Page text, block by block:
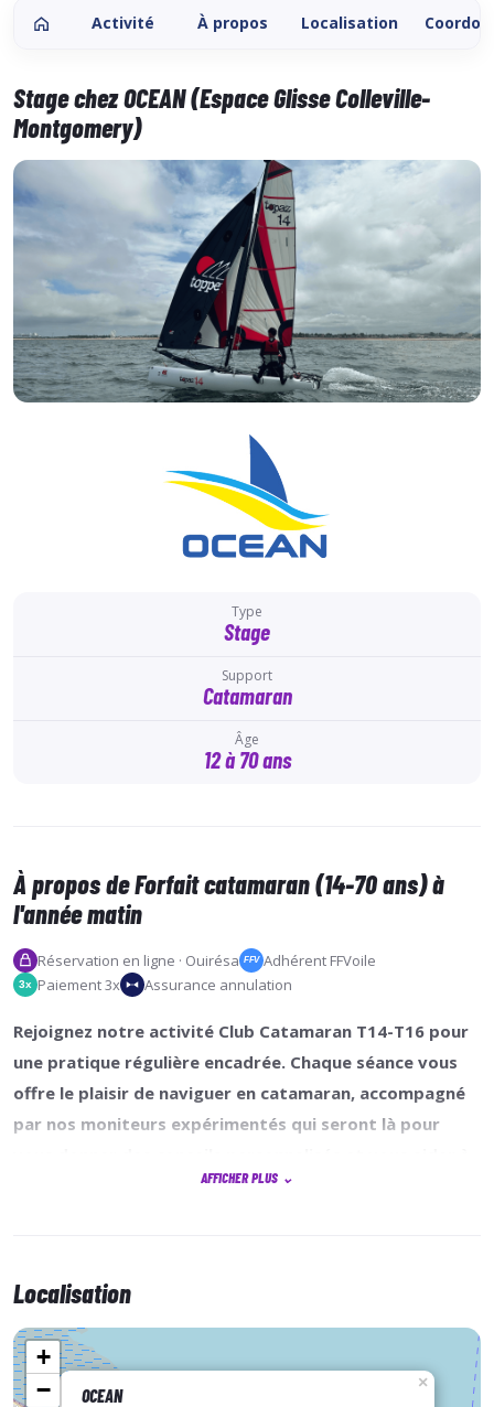
Activité À propos Localisation
Stage chez OCEAN (Espace Glisse Colleville-
Montgomery)
Type
Stage
Support
Catamaran
Âge
12 à 70 ans
À propos de Forfait catamaran (14-70 ans) à
l'année matin
Réservation en ligne · Ouirésa FFV Adhérent FFVoile
3x Paiement 3x Assurance annulation
Rejoignez notre activité Club Catamaran T14-T16 pour
une pratique régulière encadrée. Chaque séance vous
offre le plaisir de naviguer en catamaran, accompagné
par nos moniteurs expérimentés qui seront là pour
Inscrivez-vous pour la saison complète ou choisissez
manquez pas l'occasion de vivre des moments
mémorables sur l'eau !
AFFICHER PLUS ⌄
Localisation
OCEAN
×
+
−